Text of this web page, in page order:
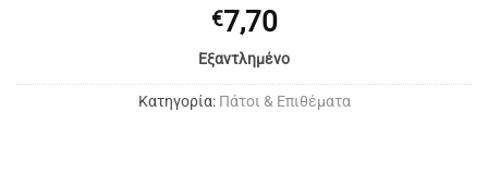
€7,70
Εξαντλημένο
Κατηγορία: Πάτοι & Επιθέματα